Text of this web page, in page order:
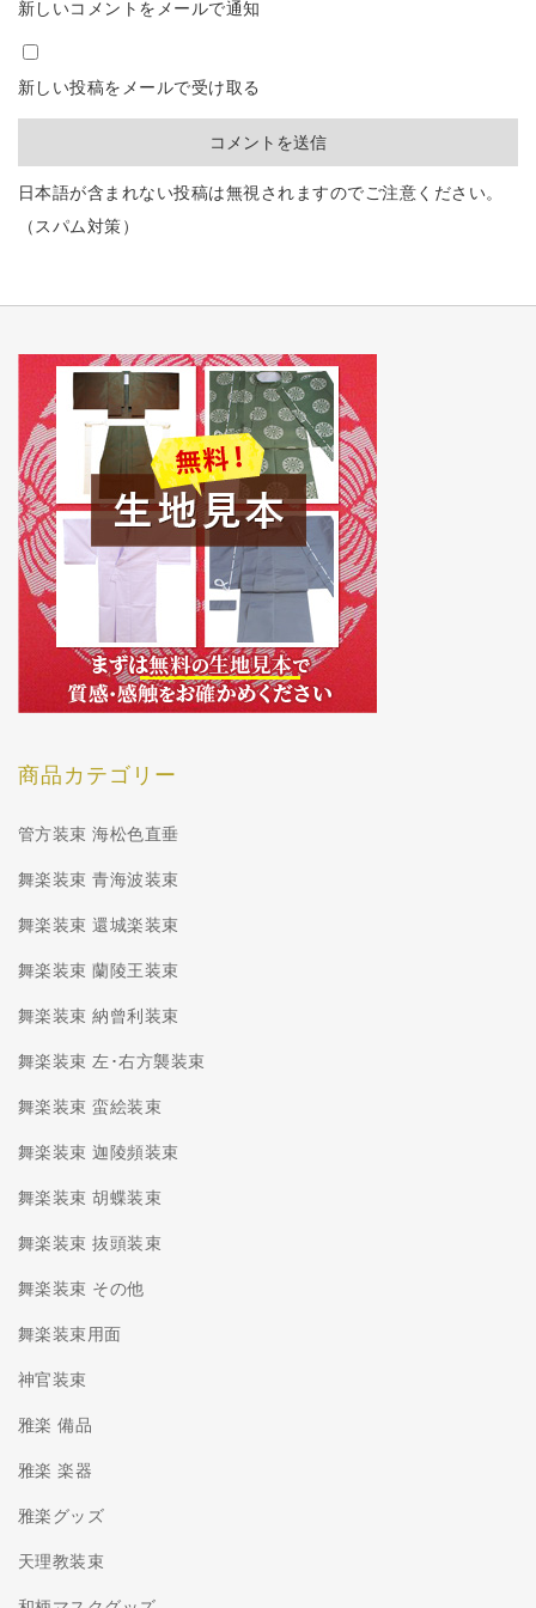
新しいコメントをメールで通知
新しい投稿をメールで受け取る
日本語が含まれない投稿は無視されますのでご注意ください。
（スパム対策）
商品カテゴリー
管方装束 海松色直垂
舞楽装束 青海波装束
舞楽装束 還城楽装束
舞楽装束 蘭陵王装束
舞楽装束 納曾利装束
舞楽装束 左･右方襲装束
舞楽装束 蛮絵装束
舞楽装束 迦陵頻装束
舞楽装束 胡蝶装束
舞楽装束 抜頭装束
舞楽装束 その他
舞楽装束用面
神官装束
雅楽 備品
雅楽 楽器
雅楽グッズ
天理教装束